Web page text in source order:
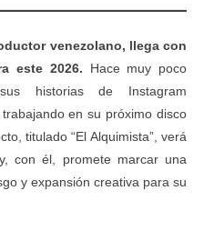
venezolano, llega con
este 2026. Hace muy poco
historias de Instagram
en su próximo disco
titulado “El Alquimista”, verá
con él, promete marcar una
y expansión creativa para su